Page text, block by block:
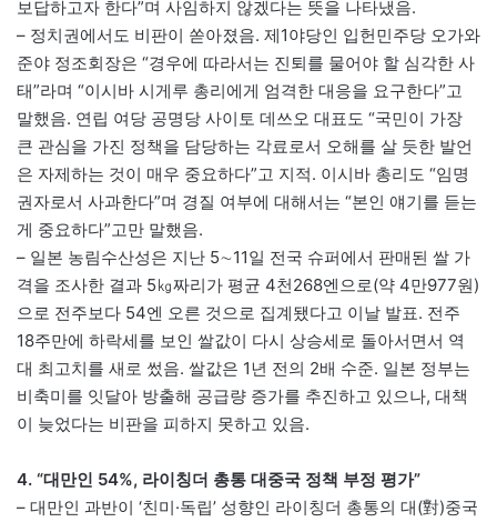
보답하고자 한다”며 사임하지 않겠다는 뜻을 나타냈음.
– 정치권에서도 비판이 쏟아졌음. 제1야당인 입헌민주당 오가와
준야 정조회장은 “경우에 따라서는 진퇴를 물어야 할 심각한 사
태”라며 “이시바 시게루 총리에게 엄격한 대응을 요구한다”고
말했음. 연립 여당 공명당 사이토 데쓰오 대표도 “국민이 가장
큰 관심을 가진 정책을 담당하는 각료로서 오해를 살 듯한 발언
은 자제하는 것이 매우 중요하다”고 지적. 이시바 총리도 “임명
권자로서 사과한다”며 경질 여부에 대해서는 “본인 얘기를 듣는
게 중요하다”고만 말했음.
– 일본 농림수산성은 지난 5∼11일 전국 슈퍼에서 판매된 쌀 가
격을 조사한 결과 5㎏짜리가 평균 4천268엔으로(약 4만977원)
으로 전주보다 54엔 오른 것으로 집계됐다고 이날 발표. 전주
18주만에 하락세를 보인 쌀값이 다시 상승세로 돌아서면서 역
대 최고치를 새로 썼음. 쌀값은 1년 전의 2배 수준. 일본 정부는
비축미를 잇달아 방출해 공급량 증가를 추진하고 있으나, 대책
이 늦었다는 비판을 피하지 못하고 있음.
4. “대만인 54%, 라이칭더 총통 대중국 정책 부정 평가”
– 대만인 과반이 ‘친미·독립’ 성향인 라이칭더 총통의 대(對)중국